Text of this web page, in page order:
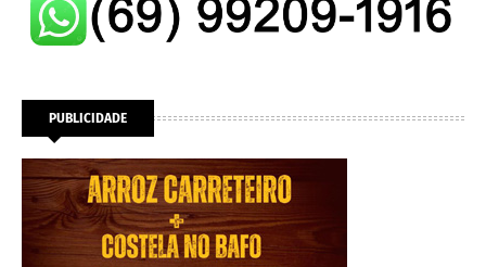
PUBLICIDADE